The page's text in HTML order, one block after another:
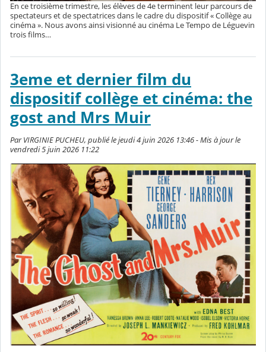
En ce troisième trimestre, les élèves de 4e terminent leur parcours de
spectateurs et de spectatrices dans le cadre du dispositif « Collège au
cinéma ». Nous avons ainsi visionné au cinéma Le Tempo de Léguevin
trois films…
3eme et dernier film du
dispositif collège et cinéma: the
gost and Mrs Muir
Par VIRGINIE PUCHEU, publié le jeudi 4 juin 2026 13:46 - Mis à jour le
vendredi 5 juin 2026 11:22